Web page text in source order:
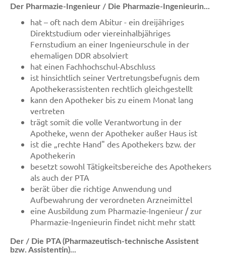
Der Pharmazie-Ingenieur / Die Pharmazie-Ingenieurin...
hat – oft nach dem Abitur - ein dreijähriges
Direktstudium oder viereinhalbjähriges
Fernstudium an einer Ingenieurschule in der
ehemaligen DDR absolviert
hat einen Fachhochschul-Abschluss
ist hinsichtlich seiner Vertretungsbefugnis dem
Apothekerassistenten rechtlich gleichgestellt
kann den Apotheker bis zu einem Monat lang
vertreten
trägt somit die volle Verantwortung in der
Apotheke, wenn der Apotheker außer Haus ist
ist die „rechte Hand" des Apothekers bzw. der
Apothekerin
besetzt sowohl Tätigkeitsbereiche des Apothekers
als auch der PTA
berät über die richtige Anwendung und
Aufbewahrung der verordneten Arzneimittel
eine Ausbildung zum Pharmazie-Ingenieur / zur
Pharmazie-Ingenieurin findet nicht mehr statt
Der / Die PTA (Pharmazeutisch-technische Assistent
bzw. Assistentin)...